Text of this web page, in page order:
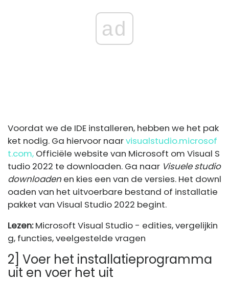
ad
Voordat we de IDE installeren, hebben we het pak
ket nodig. Ga hiervoor naarvisualstudio.microsof
t.com, Officiële website van Microsoft om Visual S
tudio 2022 te downloaden. Ga naar Visuele studio
downloaden en kies een van de versies. Het downl
oaden van het uitvoerbare bestand of installatie
pakket van Visual Studio 2022 begint.
Lezen:Microsoft Visual Studio - edities, vergelijkin
g, functies, veelgestelde vragen
2] Voer het installatieprogramma
uit en voer het uit